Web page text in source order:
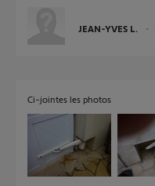
JEAN-YVES L.
Ci-jointes les photos